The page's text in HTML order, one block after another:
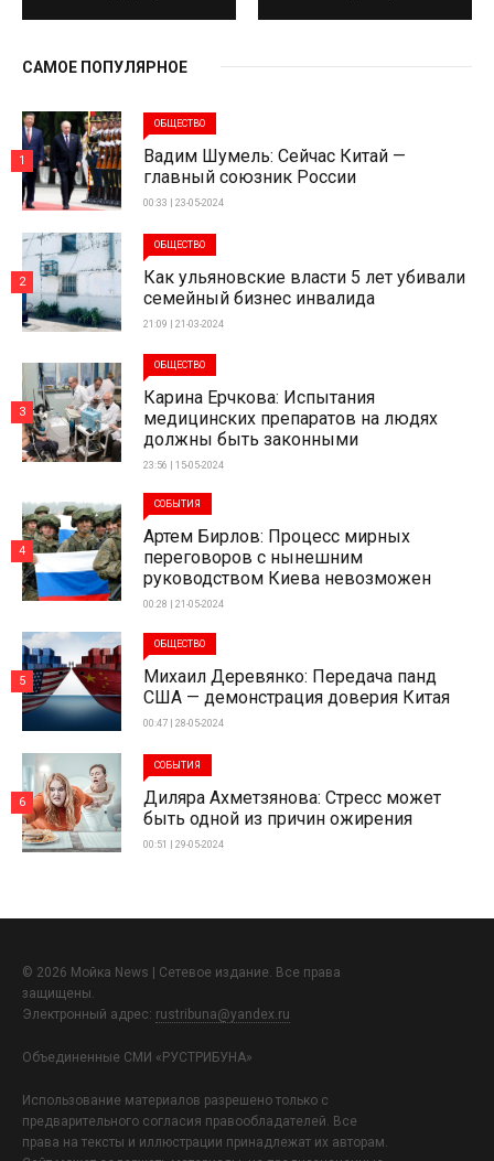
САМОЕ ПОПУЛЯРНОЕ
ОБЩЕСТВО
Вадим Шумель: Сейчас Китай —
главный союзник России
00:33 | 23-05-2024
1
ОБЩЕСТВО
Как ульяновские власти 5 лет убивали
семейный бизнес инвалида
21:09 | 21-03-2024
2
ОБЩЕСТВО
Карина Ерчкова: Испытания
медицинских препаратов на людях
должны быть законными
23:56 | 15-05-2024
3
СОБЫТИЯ
Артем Бирлов: Процесс мирных
переговоров с нынешним
руководством Киева невозможен
00:28 | 21-05-2024
4
ОБЩЕСТВО
Михаил Деревянко: Передача панд
США — демонстрация доверия Китая
00:47 | 28-05-2024
5
СОБЫТИЯ
Диляра Ахметзянова: Стресс может
быть одной из причин ожирения
00:51 | 29-05-2024
6
© 2026 Мойка News | Сетевое издание. Все права
защищены.
Электронный адрес: rustribuna@yandex.ru
Объединенные СМИ «РУСТРИБУНА»
Использование материалов разрешено только с
предварительного согласия правообладателей. Все
права на тексты и иллюстрации принадлежат их авторам.